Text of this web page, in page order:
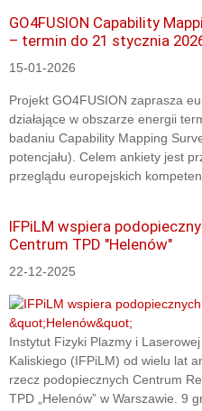
GO4FUSION Capability
– termin do 21 stycznia
15-01-2026
Projekt GO4FUSION zaprasza
działające w obszarze energii
badaniu Capability Mapping
potencjału). Celem ankiety jest
przeglądu europejskich
IFPiLM wspiera
Centrum TPD "Helenów"
22-12-2025
Instytut Fizyki Plazmy i
Kaliskiego (IFPiLM) od wielu lat
rzecz podopiecznych Centrum
TPD „Helenów” w Warszawie. 9